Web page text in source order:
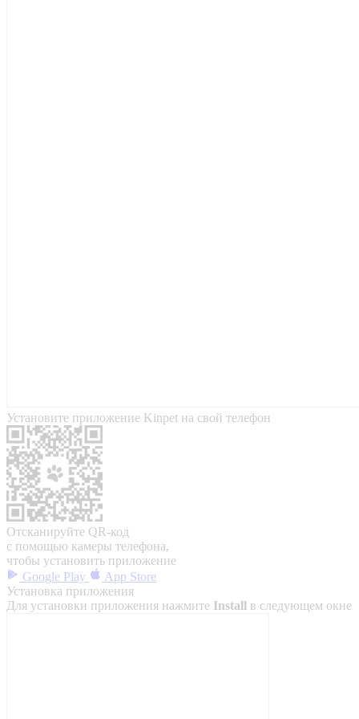
Установите приложение Kinpet на свой телефон
Отсканируйте QR-код
с помощью камеры телефона,
чтобы установить приложение
Google Play
App Store
Установка приложения
Для установки приложения нажмите Install в следующем окне